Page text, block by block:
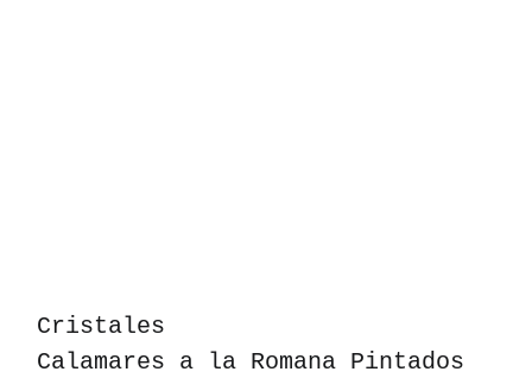
Cristales
Calamares a la Romana Pintados